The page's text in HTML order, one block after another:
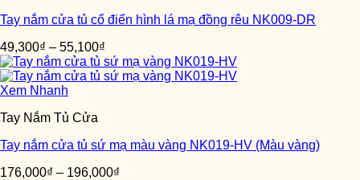
Tay nắm cửa tủ cổ điển hình lá mạ đồng rêu NK009-DR
49,300₫ – 55,100₫
Xem Nhanh
Tay Nắm Tủ Cửa
Tay nắm cửa tủ sứ mạ màu vàng NK019-HV (Màu vàng)
176,000₫ – 196,000₫